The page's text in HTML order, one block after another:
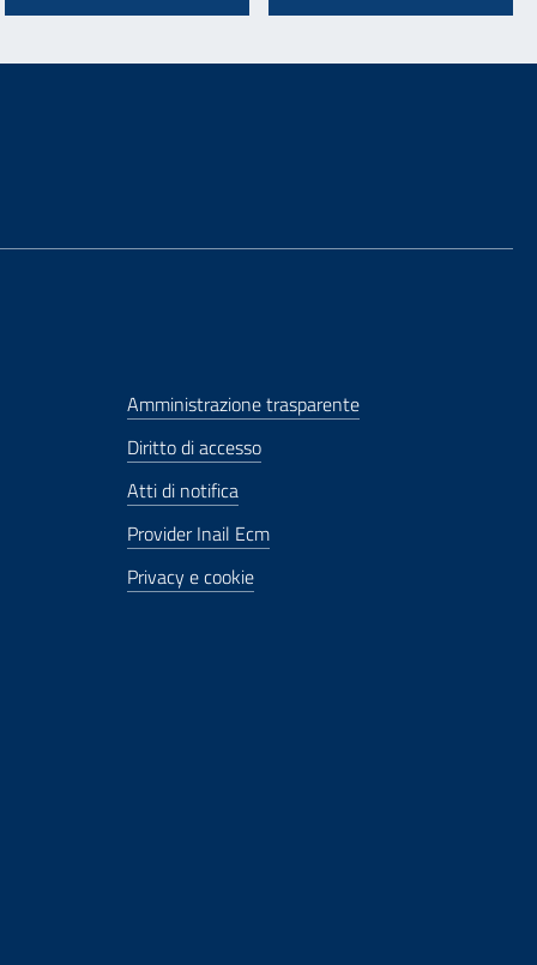
Amministrazione trasparente
Diritto di accesso
Atti di notifica
Provider Inail Ecm
Privacy e cookie